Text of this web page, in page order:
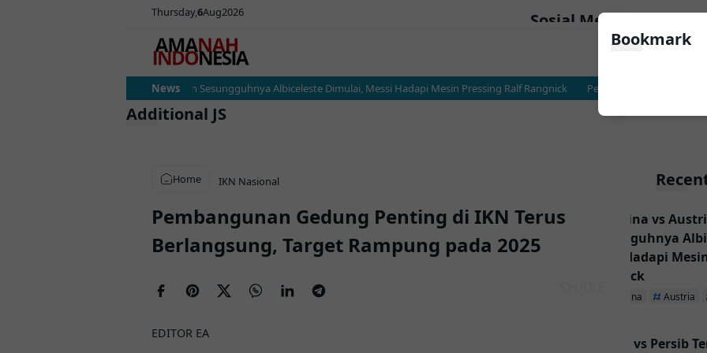
Thursday6Aug2026 Sosial Media
News
Argentina vs Austria: Ujian Sesungguhnya Albiceleste Dimulai, Messi Hadapi Mesin Pressing Ralf Rangnick Persija vs Persib Terancam
Home IKN Nasional
Pembangunan Gedung Penting di IKN Terus
Berlangsung, Target Rampung pada 2025
EDITOR EA
Argentina vs
Sesungguhnya
Messi Hadapi
Rangnick
Argentina Austria
Persija vs Persib
Bookmark
Additional JS